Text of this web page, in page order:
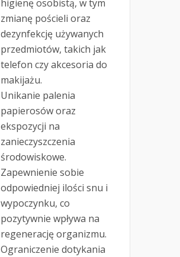
higienę osobistą, w tym
zmianę pościeli oraz
dezynfekcję używanych
przedmiotów, takich jak
telefon czy akcesoria do
makijażu.
Unikanie palenia
papierosów oraz
ekspozycji na
zanieczyszczenia
środowiskowe.
Zapewnienie sobie
odpowiedniej ilości snu i
wypoczynku, co
pozytywnie wpływa na
regenerację organizmu.
Ograniczenie dotykania